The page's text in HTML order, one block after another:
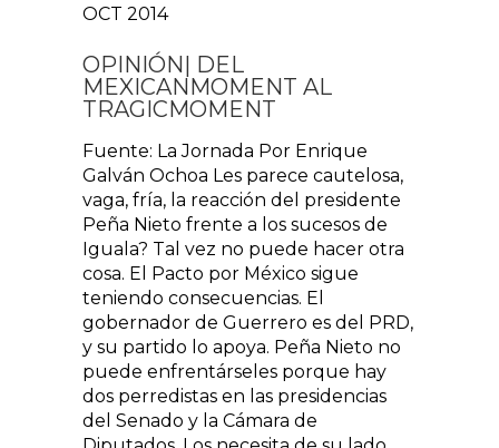
OCT 2014
OPINIÓN| DEL
MEXICANMOMENT AL
TRAGICMOMENT
Fuente: La Jornada Por Enrique
Galván Ochoa Les parece cautelosa,
vaga, fría, la reacción del presidente
Peña Nieto frente a los sucesos de
Iguala? Tal vez no puede hacer otra
cosa. El Pacto por México sigue
teniendo consecuencias. El
gobernador de Guerrero es del PRD,
y su partido lo apoya. Peña Nieto no
puede enfrentárseles porque hay
dos perredistas en las presidencias
del Senado y la Cámara de